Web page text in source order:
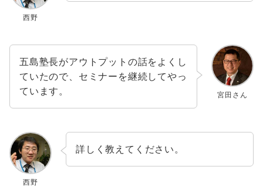
西野
宮田さん
五島塾長がアウトプットの話をよくし
ていたので、セミナーを継続してやっ
ています。
西野
詳しく教えてください。